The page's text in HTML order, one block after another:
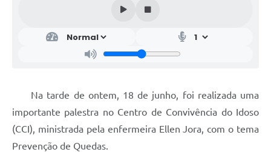
Na tarde de ontem, 18 de junho, foi realizada uma
importante palestra no Centro de Convivência do Idoso
(CCI), ministrada pela enfermeira Ellen Jora, com o tema
Prevenção de Quedas.